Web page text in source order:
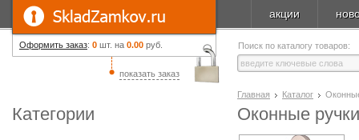
Оформить заказ: 0 шт. на 0.00 руб.
показать заказ
акции
Поиск по каталогу товаров:
Категории
Главная Каталог
Оконные